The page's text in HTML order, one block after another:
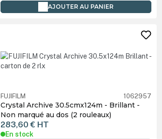
AJOUTER AU PANIER
FUJIFILM 1062957
Crystal Archive 30.5cmx124m - Brillant -
Non marqué au dos (2 rouleaux)
283,60 € HT
En stock